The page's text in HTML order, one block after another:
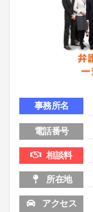
事務所名
電話番号
相談料
所在地
アクセス